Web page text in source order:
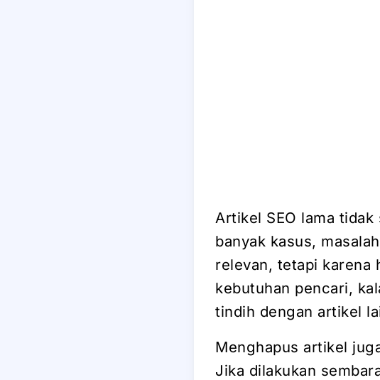
Artikel SEO lama
banyak kasus,
relevan, tetapi karena
kebutuhan pencari,
tindih dengan artikel
Menghapus artikel
Jika dilakukan